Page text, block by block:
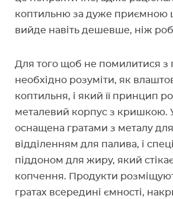
коптильню за дуже приємною
вийде навіть дешевше, ніж
Для того щоб не помилитися з
необхідно розуміти, як
коптильня, і який її принцип
металевий корпус з кришкою.
оснащена гратами з металу
відділенням для палива, і
піддоном для жиру, який
копчення. Продукти
гратах всередині ємності,